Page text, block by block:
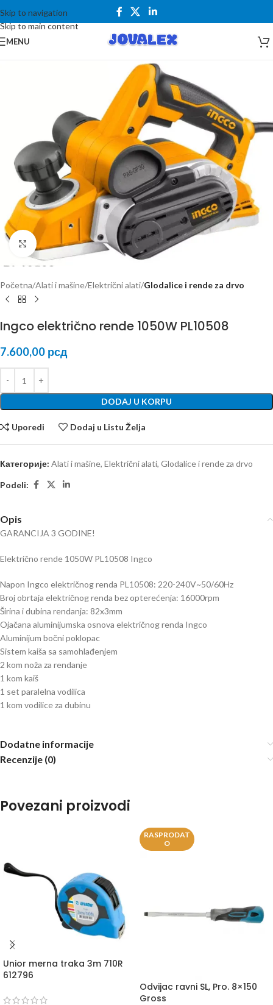
Skip to navigation
Skip to main content
MENU
Kliknite za uvećanje
Početna Alati i mašine Električni alati Glodalice i rende za drvo
Ingco električno rende 1050W PL10508
7.600,00 рсд
DODAJ U KORPU
Uporedi Dodaj u Listu Želja
Категорије: Alati i mašine, Električni alati, Glodalice i rende za drvo
Podeli:
Opis
GARANCIJA 3 GODINE!
Električno rende 1050W PL10508 Ingco
Napon Ingco električnog renda PL10508: 220-240V~50/60Hz
Broj obrtaja električnog renda bez opterećenja: 16000rpm
Širina i dubina rendanja: 82x3mm
Ojačana aluminijumska osnova električnog renda Ingco
Aluminijum bočni poklopac
Sistem kaiša sa samohlađenjem
2 kom noža za rendanje
1 kom kaiš
1 set paralelna vodilica
1 kom vodilice za dubinu
Dodatne informacije
Recenzije (0)
Povezani proizvodi
Unior merna traka 3m 710R
612796
RASPRODAT
O
Odvijac ravni SL, Pro. 8×150
Gross